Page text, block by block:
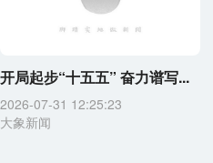
开局起步“十五五” 奋力谱写...
2026-07-31 12:25:23
大象新闻